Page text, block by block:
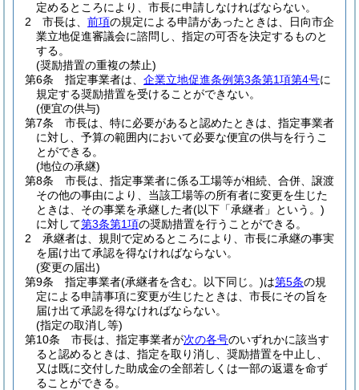
定めるところにより、市長に申請しなければならない。
2
市長は、 前項の規定による申請があったときは、日向市企
業立地促進審議会に諮問し、指定の可否を決定するものと
する。
(奨励措置の重複の禁止)
第6条
指定事業者は、 企業立地促進条例第3条第1項第4号に
規定する奨励措置を受けることができない。
(便宜の供与)
第7条
市長は、特に必要があると認めたときは、指定事業者
に対し、予算の範囲内において必要な便宜の供与を行うこ
とができる。
(地位の承継)
第8条
市長は、指定事業者に係る工場等が相続、合併、譲渡
その他の事由により、当該工場等の所有者に変更を生じた
ときは、その事業を承継した者(以下「承継者」という。)
に対して第3条第1項の奨励措置を行うことができる。
2
承継者は、規則で定めるところにより、市長に承継の事実
を届け出て承認を得なければならない。
(変更の届出)
第9条
指定事業者(承継者を含む。以下同じ。)は第5条の規
定による申請事項に変更が生じたときは、市長にその旨を
届け出て承認を得なければならない。
(指定の取消し等)
第10条
市長は、指定事業者が次の各号のいずれかに該当す
ると認めるときは、指定を取り消し、奨励措置を中止し、
又は既に交付した助成金の全部若しくは一部の返還を命ず
ることができる。